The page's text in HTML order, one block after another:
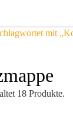
mit
18 Produkte.